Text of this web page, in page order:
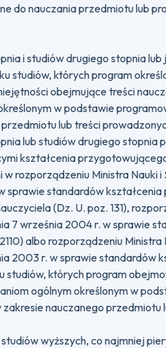
do nauczania przedmiotu lub
i studiów drugiego stopnia
studiów, których program
obejmujące treści
w podstawie
lub treści
lub studiów drugiego stopnia
kształcenia
w rozporządzeniu Ministra Nauki
sprawie standardów
(Dz. U. poz. 131),
7 września 2004 r. w sprawie
albo rozporządzeniu
2003 r. w sprawie standardów
studiów, których program
ogólnym określonym w
nauczanego przedmiotu
wyższych, co najmniej